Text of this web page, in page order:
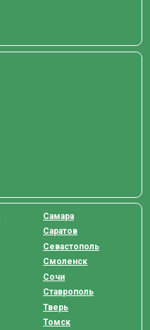
Самара
Саратов
Севастополь
Смоленск
Сочи
Ставрополь
Тверь
Томск